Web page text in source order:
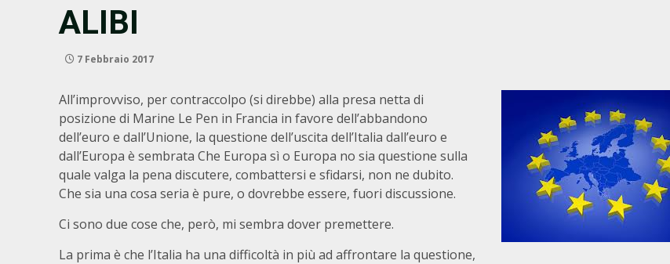
ALIBI
7 Febbraio 2017
All’improvviso, per contraccolpo (si direbbe) alla presa netta di
posizione di Marine Le Pen in Francia in favore dell’abbandono
dell’euro e dall’Unione, la questione dell’uscita dell’Italia dall’euro e
dall’Europa è sembrata Che Europa sì o Europa no sia questione sulla
quale valga la pena discutere, combattersi e sfidarsi, non ne dubito.
Che sia una cosa seria è pure, o dovrebbe essere, fuori discussione.
Ci sono due cose che, però, mi sembra dover premettere.
La prima è che l’Italia ha una difficoltà in più ad affrontare la questione,